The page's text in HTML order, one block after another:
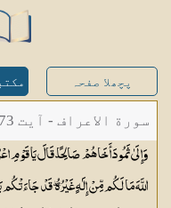
پچھلا صفحہ
سورة الاعراف - آیت 73
وَإِلَىٰ ثَمُودَ أَخَاهُمْ صَالِحًا ۗ قَالَ يَا قَوْمِ
اللَّهَ مَا لَكُم مِّنْ إِلَٰهٍ غَيْرُهُ ۖ قَدْ جَاءَتْكُم